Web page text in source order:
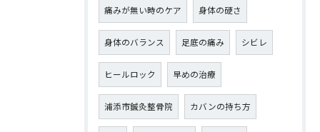
痛みが無い時のケア 身体の硬さ
身体のバランス 足底の痛み シビレ
ヒールロック 早めの治療
浦添市鍼灸整骨院 カバンの持ち方